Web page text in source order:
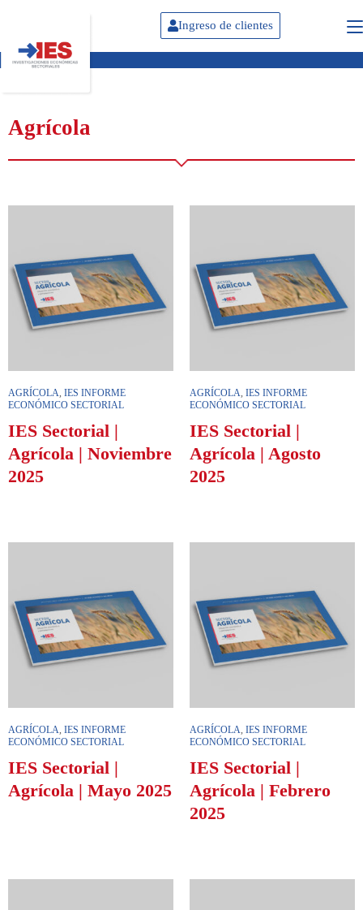
Ingreso de clientes
Agrícola
AGRÍCOLA, IES INFORME
ECONÓMICO SECTORIAL
IES Sectorial |
Agrícola | Noviembre
2025
AGRÍCOLA, IES INFORME
ECONÓMICO SECTORIAL
IES Sectorial |
Agrícola | Agosto
2025
AGRÍCOLA, IES INFORME
ECONÓMICO SECTORIAL
IES Sectorial |
Agrícola | Mayo 2025
AGRÍCOLA, IES INFORME
ECONÓMICO SECTORIAL
IES Sectorial |
Agrícola | Febrero
2025